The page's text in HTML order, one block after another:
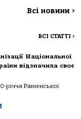
Всі новини >
ВСІ СТАТТІ >
Національної
відзначила своє
річчя Рівненської